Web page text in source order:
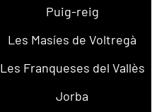
Puig-reig
Les Masíes de Voltregà
Les Franqueses del Vallès
Jorba